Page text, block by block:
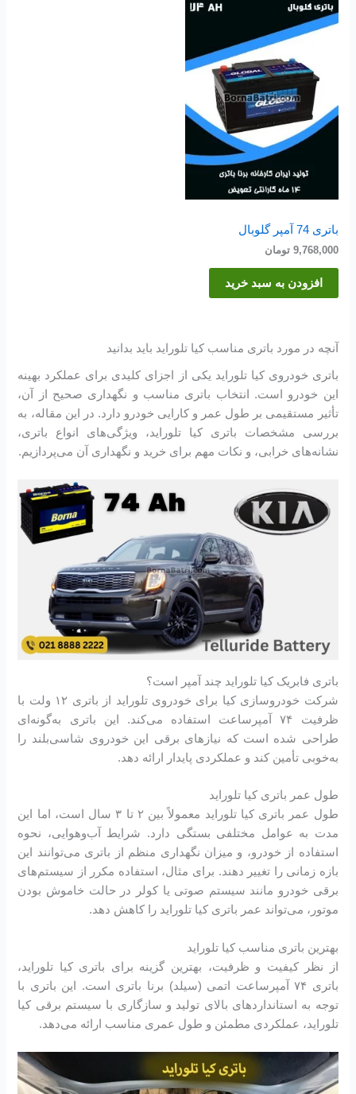
باتری 74 آمپر گلوبال
9,768,000 تومان
افزودن به سبد خرید
آنچه در مورد باتری مناسب کیا تلوراید باید بدانید
باتری خودروی کیا تلوراید یکی از اجزای کلیدی برای عملکرد بهینه
این خودرو است. انتخاب باتری مناسب و نگهداری صحیح از آن،
تأثیر مستقیمی بر طول عمر و کارایی خودرو دارد. در این مقاله، به
بررسی مشخصات باتری کیا تلوراید، ویژگی‌های انواع باتری،
نشانه‌های خرابی، و نکات مهم برای خرید و نگهداری آن می‌پردازیم.
باتری فابریک کیا تلوراید چند آمپر است؟
شرکت خودروسازی کیا برای خودروی تلوراید از باتری ۱۲ ولت با
ظرفیت ۷۴ آمپرساعت استفاده می‌کند. این باتری به‌گونه‌ای
طراحی شده است که نیازهای برقی این خودروی شاسی‌بلند را
به‌خوبی تأمین کند و عملکردی پایدار ارائه دهد.
طول عمر باتری کیا تلوراید
طول عمر باتری کیا تلوراید معمولاً بین ۲ تا ۳ سال است، اما این
مدت به عوامل مختلفی بستگی دارد. شرایط آب‌وهوایی، نحوه
استفاده از خودرو، و میزان نگهداری منظم از باتری می‌توانند این
بازه زمانی را تغییر دهند. برای مثال، استفاده مکرر از سیستم‌های
برقی خودرو مانند سیستم صوتی یا کولر در حالت خاموش بودن
موتور، می‌تواند عمر باتری کیا تلوراید را کاهش دهد.
بهترین باتری مناسب کیا تلوراید
از نظر کیفیت و ظرفیت، بهترین گزینه برای باتری کیا تلوراید،
باتری ۷۴ آمپرساعت اتمی (سیلد) برنا باتری است. این باتری با
توجه به استانداردهای بالای تولید و سازگاری با سیستم برقی کیا
تلوراید، عملکردی مطمئن و طول عمری مناسب ارائه می‌دهد.